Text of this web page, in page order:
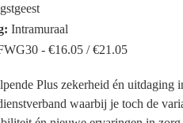
Intramuraal
- €16.05 / €21.05
Plus zekerheid én uitdaging
waarbij je toch de